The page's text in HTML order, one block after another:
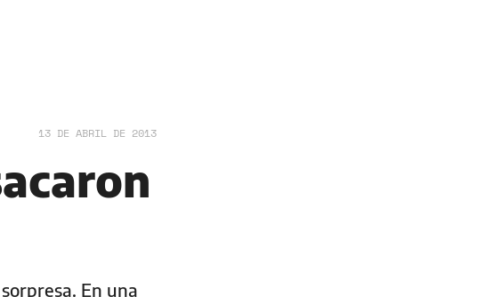
13 DE ABRIL DE 2013
En una